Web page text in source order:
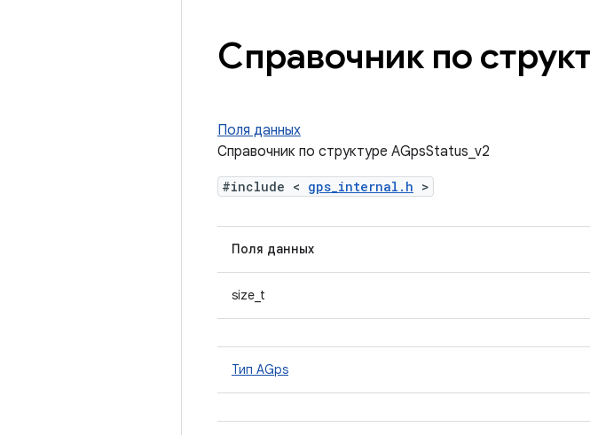
Справочник по
Поля данных
Справочник по структуре AGpsStatus_v2
#include < gps_internal.h >
Поля данных
size_t
Тип AGps